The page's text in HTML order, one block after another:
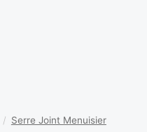
/ Serre Joint Menuisier